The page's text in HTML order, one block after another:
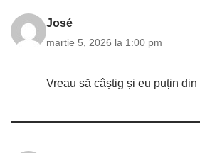
José
martie 5, 2026 la 1:00 pm
Vreau să câștig și eu puțin